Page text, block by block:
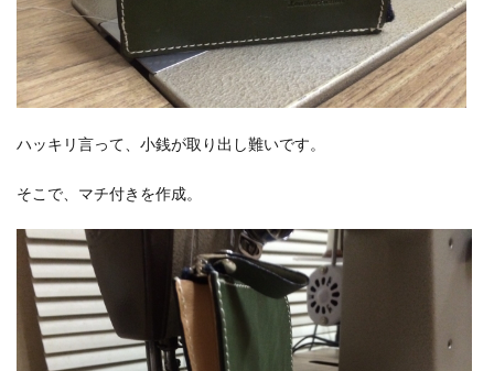
ハッキリ言って、小銭が取り出し難いです。
そこで、マチ付きを作成。